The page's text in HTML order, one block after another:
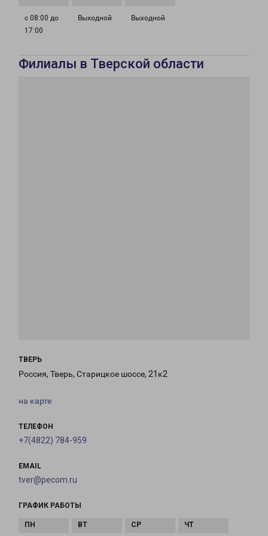
с 08:00 до
17:00
Выходной Выходной
Филиалы в Тверской области
ТВЕРЬ
Россия, Тверь, Старицкое шоссе, 21к2
на карте
ТЕЛЕФОН
+7(4822) 784-959
EMAIL
tver@pecom.ru
ГРАФИК РАБОТЫ